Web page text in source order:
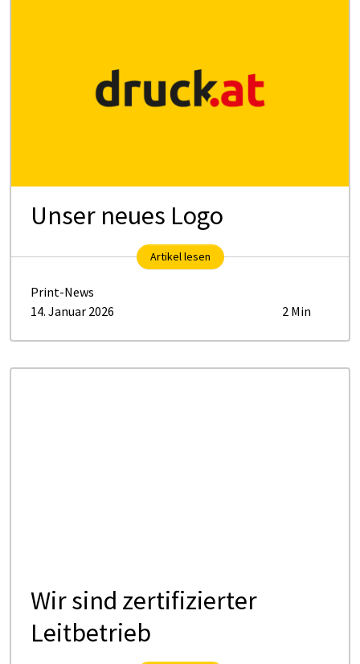
Unser neues Logo
Artikel lesen
Print-News
14. Januar 2026
2 Min
Wir sind zertifizierter
Leitbetrieb